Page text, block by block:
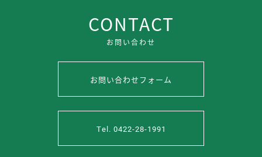
CONTACT
お問い合わせ
お問い合わせフォーム
Tel. 0422-28-1991